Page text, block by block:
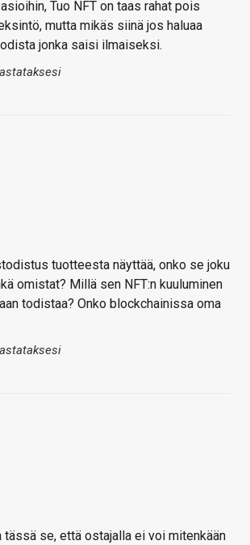
Tuo NFT on taas rahat pois
mutta mikäs siinä jos haluaa
jonka saisi ilmaiseksi.
tuotteesta näyttää, onko se joku
omistat? Millä sen NFT:n kuuluminen
todistaa? Onko blockchainissa oma
tässä se, että ostajalla ei voi mitenkään